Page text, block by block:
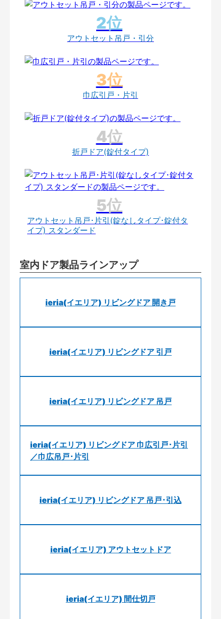
アウトセット吊戸・引分
巾広引戸・片引
折戸ドア(錠付タイプ)
アウトセット吊戸･片引(錠なしタイプ･錠付タ
イプ) スタンダード
室内ドア製品ラインアップ
ieria(イエリア) リビングドア 開き戸
ieria(イエリア) リビングドア 引戸
ieria(イエリア) リビングドア 吊戸
ieria(イエリア) リビングドア 巾広引戸･片引
／巾広吊戸･片引
ieria(イエリア) リビングドア 吊戸･引込
ieria(イエリア) アウトセットドア
ieria(イエリア) 間仕切戸